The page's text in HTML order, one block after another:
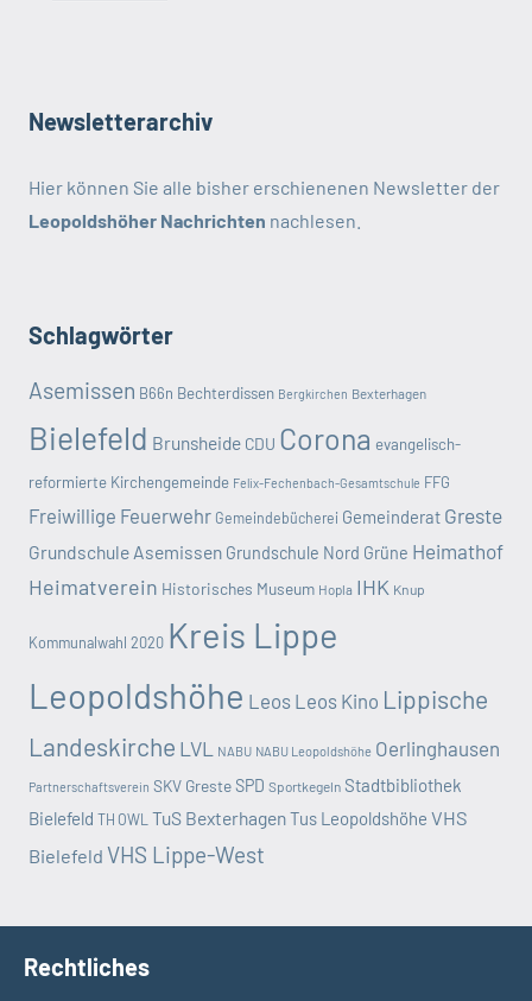
Newsletterarchiv
Hier können Sie alle bisher erschienenen Newsletter der
Leopoldshöher Nachrichten nachlesen.
Schlagwörter
Asemissen B66n Bechterdissen Bergkirchen Bexterhagen
Bielefeld Brunsheide CDU Corona evangelisch-
reformierte Kirchengemeinde Felix-Fechenbach-Gesamtschule FFG
Freiwillige Feuerwehr Gemeindebücherei Gemeinderat Greste
Grundschule Asemissen Grundschule Nord Grüne Heimathof
Heimatverein Historisches Museum Hopla IHK Knup
Kommunalwahl 2020 Kreis Lippe
Leopoldshöhe Leos Leos Kino Lippische
Landeskirche LVL NABU NABU Leopoldshöhe Oerlinghausen
Partnerschaftsverein SKV GresteSPD Sportkegeln Stadtbibliothek
Bielefeld TH OWL TuS BexterhagenTus Leopoldshöhe VHS
Bielefeld VHS Lippe-West
Rechtliches